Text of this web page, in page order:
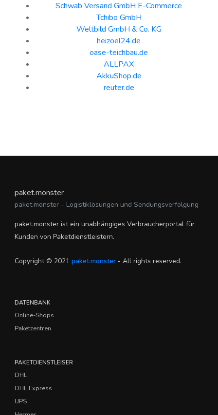
Schwab Versand GmbH E-Commerce
Tchibo GmbH
Weltbild GmbH & Co. KG
heizoel24.de
oase-teichbau.de
ALLPAX
AkkuShop.de
reuter.de
paket.monster
paket.monster – Logistiklösungen und Sendungsverfolgung
paket.monster ist ein unabhängiges Verbraucherportal für
Kunden von Paketdienstleistern.
Copyright © 2021 paket.monster - All rights reserved.
DATENBANK
Online-Shops
Paketzentren
PAKETDIENSTLEISER
DHL
DHL Express
UPS